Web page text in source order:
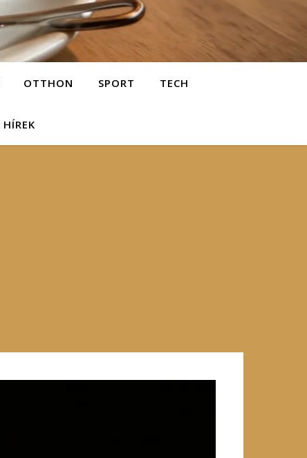
OTTHON SPORT TECH
HÍREK